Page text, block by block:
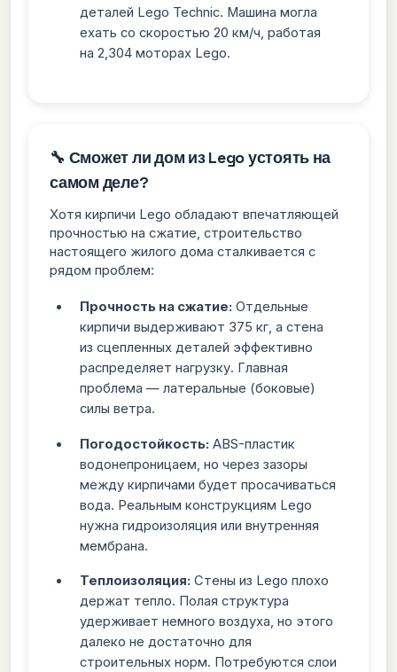
деталей Lego Technic. Машина могла
ехать со скоростью 20 км/ч, работая
на 2,304 моторах Lego.
🔧 Сможет ли дом из Lego устоять на
самом деле?
Хотя кирпичи Lego обладают впечатляющей
прочностью на сжатие, строительство
настоящего жилого дома сталкивается с
рядом проблем:
Прочность на сжатие: Отдельные
кирпичи выдерживают 375 кг, а стена
из сцепленных деталей эффективно
распределяет нагрузку. Главная
проблема — латеральные (боковые)
силы ветра.
Погодостойкость: ABS-пластик
водонепроницаем, но через зазоры
между кирпичами будет просачиваться
вода. Реальным конструкциям Lego
нужна гидроизоляция или внутренняя
мембрана.
Теплоизоляция: Стены из Lego плохо
держат тепло. Полая структура
удерживает немного воздуха, но этого
далеко не достаточно для
строительных норм. Потребуются слои